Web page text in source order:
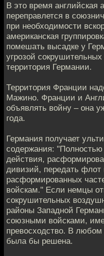
В это время английская
переправлется в
при необходимости
американская
помешать высадке у
угрозой
территория Германии.
Территория Франции
Мажино. Франции и
объявлять войну – она
года.
Германия получает
содержания: "Полностью
действия,
дивизий, передать флот
расформированных
войскам." Если немцы
сокрушительных
районы Западной
союзными войсками,
превосходство. В
была бы решена.